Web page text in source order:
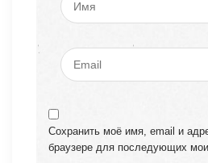
Сохранить моё имя, email и
браузере для последующих